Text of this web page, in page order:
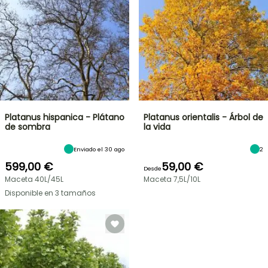
Platanus hispanica - Plátano
de sombra
Enviado el 30 ago
599,00 €
Maceta 40L/45L
Disponible en 3 tamaños
Platanus orientalis - Árbol de
la vida
2
Desde59,00 €
Maceta 7,5L/10L